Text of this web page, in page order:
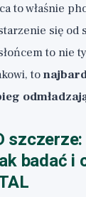
to właśnie
się od
to nie
to
badać i